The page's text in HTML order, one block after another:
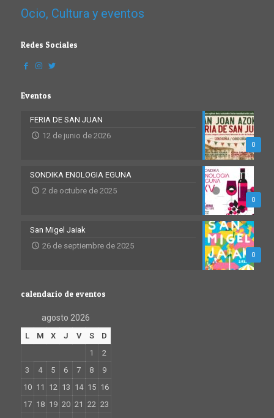
Ocio, Cultura y eventos
Redes Sociales
Eventos
0
FERIA DE SAN JUAN
12 de junio de 2026
0
SONDIKA ENOLOGIA EGUNA
2 de octubre de 2025
0
San Migel Jaiak
26 de septiembre de 2025
calendario de eventos
agosto 2026
L M X J V S
D
1
2
3
4 5 6 7 8
9
10 11 12 13 14 15 16
17 18 19 20 21 22 23